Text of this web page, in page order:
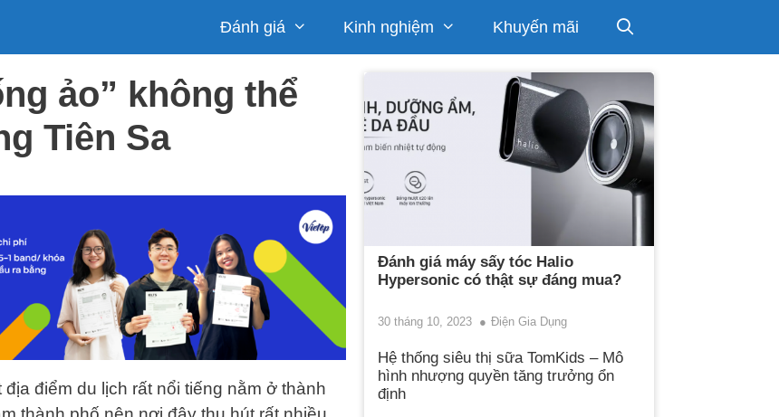
Đánh giá Kinh nghiệm Khuyến mãi
ảo” không thể
Tiên Sa
địa điểm du lịch rất nổi tiếng nằm ở thành
Đánh giá máy sấy tóc Halio
Hypersonic có thật sự đáng mua?
30 tháng 10, 2023 Điện Gia Dụng
Hệ thống siêu thị sữa TomKids – Mô
hình nhượng quyền tăng trưởng ổn
định